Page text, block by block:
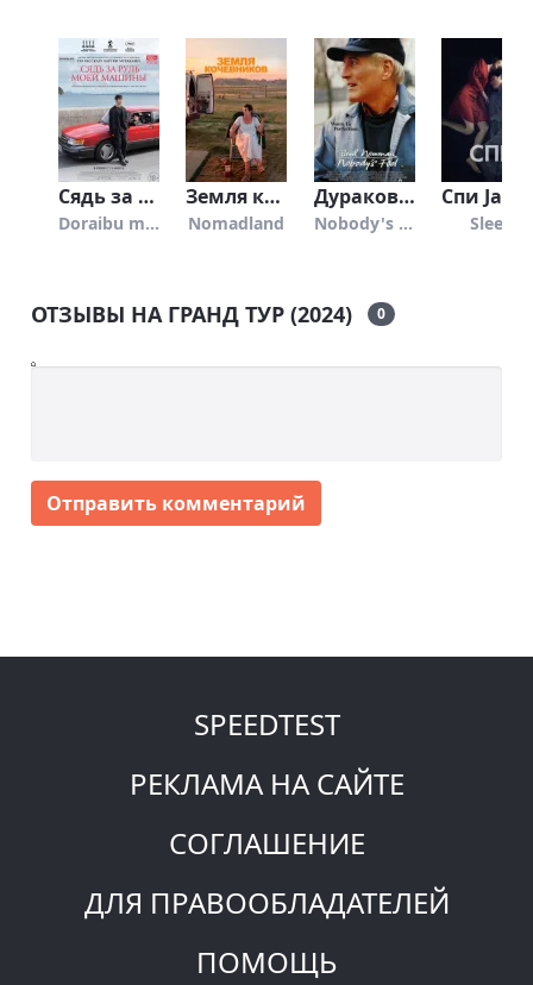
Сядь за руль моей машины
Doraibu mai ka
Земля кочевников (2020)
Nomadland
Дураков нет (1994)
Nobody's Fool Sleep
ОТЗЫВЫ НА ГРАНД ТУР (2024) 0
Отправить комментарий
SPEEDTEST
РЕКЛАМА НА САЙТЕ
СОГЛАШЕНИЕ
ДЛЯ ПРАВООБЛАДАТЕЛЕЙ
ПОМОЩЬ